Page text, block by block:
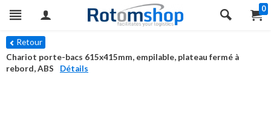
0
Retour
Chariot porte-bacs 615x415mm, empilable, plateau fermé à
rebord, ABS
Détails